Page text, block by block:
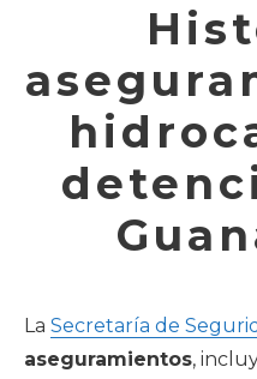
La Secretaría de
aseguramientos,